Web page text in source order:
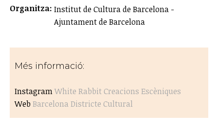
Organitza: Institut de Cultura de Barcelona -
Ajuntament de Barcelona
Més informació:
InstagramWhite Rabbit Creacions Escèniques
WebBarcelona Districte Cultural